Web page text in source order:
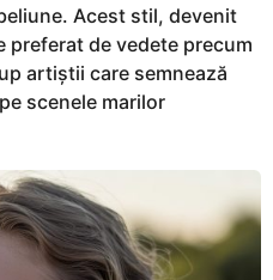
Acest stil, devenit
preferat de vedete precum
artiștii care semnează
scenele marilor